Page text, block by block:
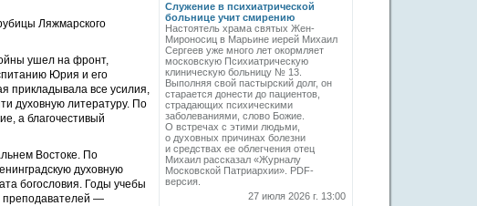
Ляжмарского
ушел на фронт,
Юрия и его
прикладывала все усилия,
духовную литературу. По
а благочестивый
Востоке. По
духовную
богословия. Годы учебы
преподавателей —
Служение в психиатрической
больнице учит смирению
Настоятель храма святых Жен-
Мироносиц в Марьине иерей Михаил
Сергеев уже много лет окормляет
московскую Психиатрическую
клиническую больницу № 13.
Выполняя свой пастырский долг, он
старается донести до пациентов,
страдающих психическими
заболеваниями, слово Божие.
О встречах с этими людьми,
о духовных причинах болезни
и средствах ее облегчения отец
Михаил рассказал «Журналу
Московской Патриархии». PDF-
версия.
27 июля 2026 г. 13:00